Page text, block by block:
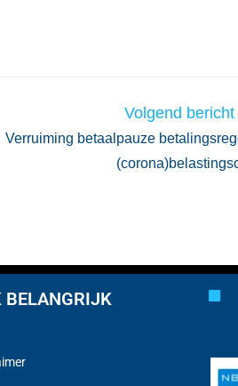
Volgend bericht
Verruiming betaalpauze
BELANGRIJK